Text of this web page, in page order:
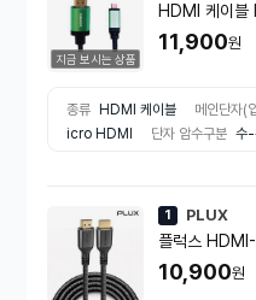
지금 보시는 상품
HDMI 케이
11,900원
종류 HDMI 케이블 메인단자(
icro HDMI
단자 암수구분 수-
1 PLUX
플럭스
10,900원